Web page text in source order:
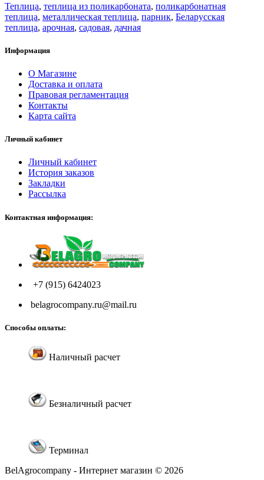
Теплица, теплица из поликарбоната, поликарбонатная
теплица, металлическая теплица, парник, Беларусская
теплица, арочная, садовая, дачная
Информация
О Магазине
Доставка и оплата
Правовая регламентация
Контакты
Карта сайта
Личный кабинет
Личный кабинет
История заказов
Закладки
Рассылка
Контактная информация:
+7 (915) 6424023
belagrocompany.ru@mail.ru
Способы оплаты:
Наличный расчет
Безналичный расчет
Терминал
BelAgrocompany - Интернет магазин © 2026